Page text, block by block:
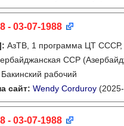
- 03-07-1988
: АзТВ, 1 программа ЦТ
ССР
Бакинский рабочий
сайт: Wendy Corduroy
- 03-07-1988